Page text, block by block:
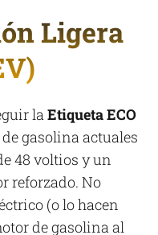
Ligera
la Etiqueta ECO
gasolina actuales
48 voltios y un
reforzado. No
(o lo hacen
de gasolina al